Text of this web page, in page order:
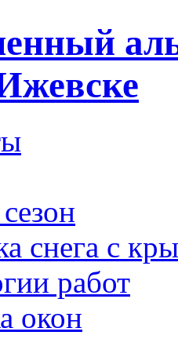
снега с
работ
окон